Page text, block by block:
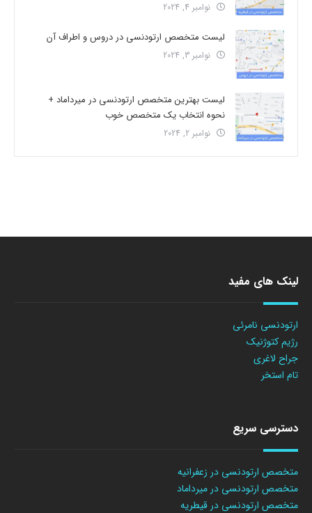
نوامبر 4, 2024
لیست متخصص ارتودنسی در دروس و اطراف آن
نوامبر 3, 2024
لیست بهترین متخصص ارتودنسی در میرداماد +
نحوه انتخاب یک متخصص خوب
نوامبر 2, 2024
لینک های مفید
ارتودنسی نامرئی
رژیم کتوژنیک
جراح لاغری
تام استخر
دسترسی سریع
متخصص ارتودنسی در زعفرانیه
متخصص ارتودنسی در میرداماد
متخصص ارتودنسی در قیطریه